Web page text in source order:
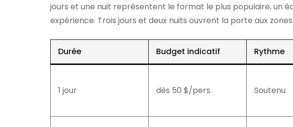
jours et une nuit représentent le format le plus populaire, un
expérience. Trois jours et deux nuits ouvrent la porte aux
Durée Budget indicatif Rythme
1 jour dès 50 $/pers. Soutenu